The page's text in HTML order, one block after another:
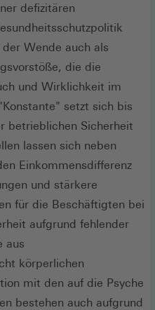
defizitären
Wende auch als
die die
und Wirklichkeit im
setzt sich bis
betrieblichen Sicherheit
lassen sich neben
Einkommensdifferenz
und stärkere
für die Beschäftigten bei
aufgrund fehlender
aus
körperlichen
mit den auf die Psyche
bestehen auch aufgrund